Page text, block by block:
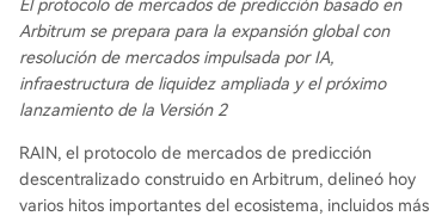
ncia, con posiciones de liquidez verificables en c
adena. Destacó que su objetivo principal es atra
er usuarios, no compradores de tokens, y que el
100% de las tarifas de trading se destinan a rec
El protocolo de mercados de predicción basado en
Arbitrum se prepara para la expansión global con
resolución de mercados impulsada por IA,
infraestructura de liquidez ampliada y el próximo
lanzamiento de la Versión 2
RAIN, el protocolo de mercados de predicción
descentralizado construido en Arbitrum, delineó hoy
varios hitos importantes del ecosistema, incluidos más